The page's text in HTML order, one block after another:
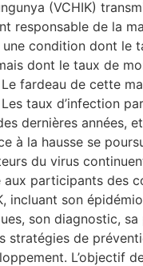
(VCHIK)
responsable de la
une condition dont le
dont le taux de
fardeau de cette
taux d’infection
dernières années,
à la hausse se
du virus
participants des
incluant son
son diagnostic, sa
stratégies de
L’objectif